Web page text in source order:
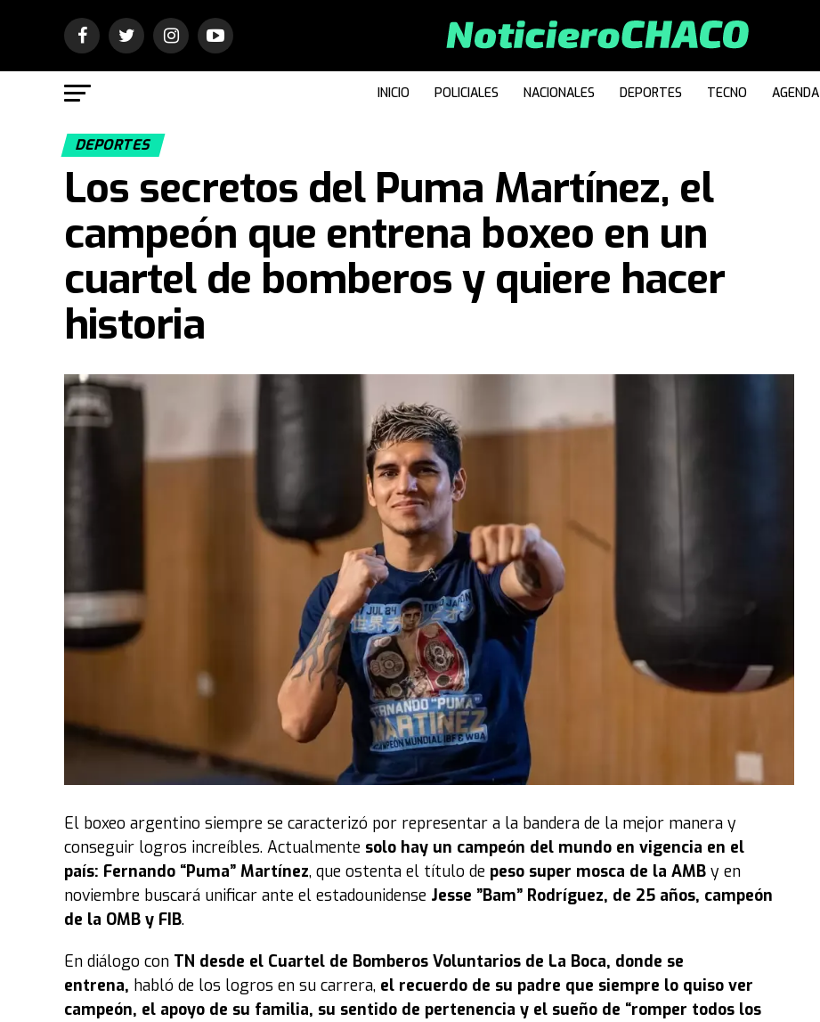
INICIO POLICIALES NACIONALES DEPORTES TECNO AGENDA
DEPORTES
Los secretos del Puma Martínez, el
campeón que entrena boxeo en un
cuartel de bomberos y quiere hacer
historia
El boxeo argentino siempre se caracterizó por representar a la bandera de la mejor manera y
conseguir logros increíbles. Actualmente solo hay un campeón del mundo en vigencia en el
país: Fernando “Puma” Martínez, que ostenta el título de peso super mosca de la AMB y en
noviembre buscará unificar ante el estadounidense Jesse ”Bam” Rodríguez, de 25 años, campeón
de la OMB y FIB.
En diálogo con TN desde el Cuartel de Bomberos Voluntarios de La Boca, donde se
entrena, habló de los logros en su carrera, el recuerdo de su padre que siempre lo quiso ver
campeón, el apoyo de su familia, su sentido de pertenencia y el sueño de “romper todos los